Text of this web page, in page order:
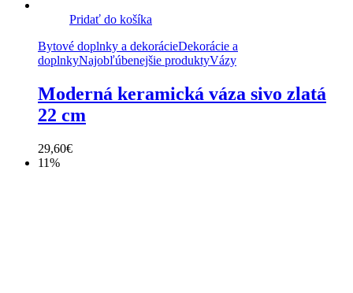
Pridať do košíka
Bytové doplnky a dekorácieDekorácie a
doplnkyNajobľúbenejšie produktyVázy
Moderná keramická váza sivo zlatá
22 cm
29,60€
11%